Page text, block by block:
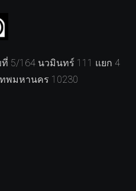
5/164 นวมินทร์ 111 แยก 4
พมหานคร 10230